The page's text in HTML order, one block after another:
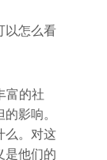
以怎么看
富的社
影响。
么。对这
是他们的